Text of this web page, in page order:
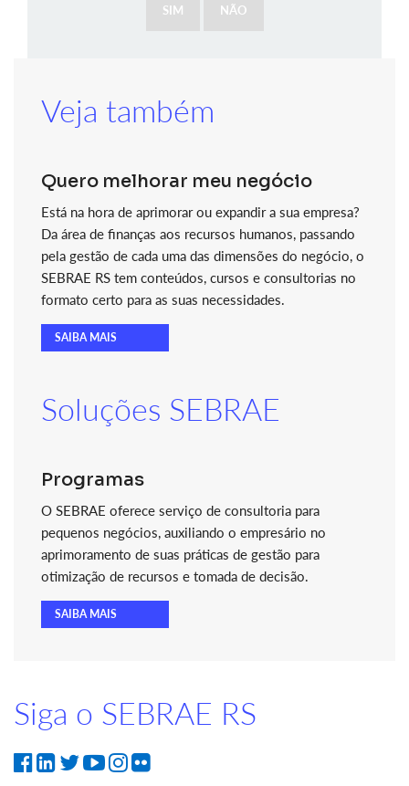
SIM NÃO
Veja também
Quero melhorar meu negócio
Está na hora de aprimorar ou expandir a sua empresa?
Da área de finanças aos recursos humanos, passando
pela gestão de cada uma das dimensões do negócio, o
SEBRAE RS tem conteúdos, cursos e consultorias no
formato certo para as suas necessidades.
SAIBA MAIS
Soluções SEBRAE
Programas
O SEBRAE oferece serviço de consultoria para
pequenos negócios, auxiliando o empresário no
aprimoramento de suas práticas de gestão para
otimização de recursos e tomada de decisão.
SAIBA MAIS
Siga o SEBRAE RS